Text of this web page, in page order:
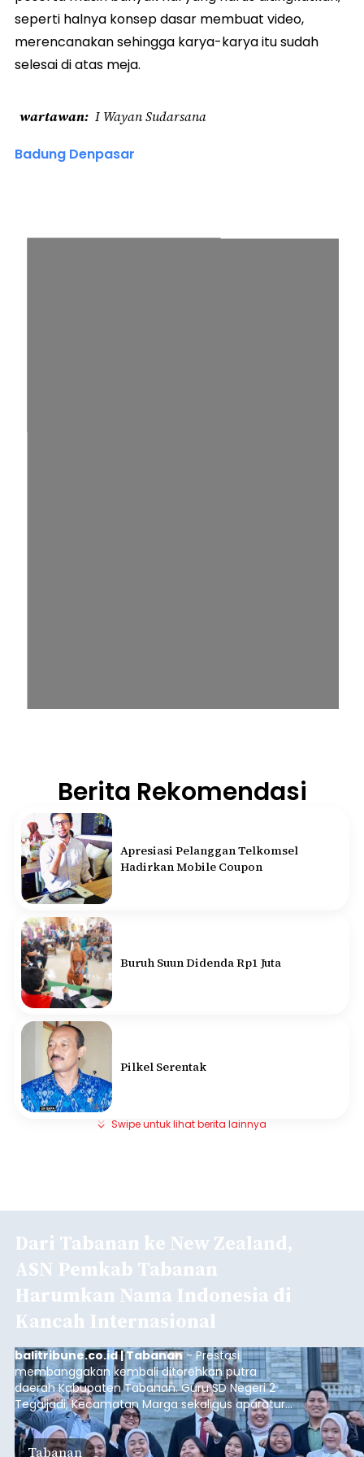
seperti halnya konsep dasar membuat video,
merencanakan sehingga karya-karya itu sudah
selesai di atas meja.
wartawan I Wayan Sudarsana
Badung Denpasar
Berita Rekomendasi
Apresiasi Pelanggan Telkomsel
Hadirkan Mobile Coupon
Buruh Suun Didenda Rp1 Juta
Pilkel Serentak
Swipe untuk lihat berita lainnya
Dari Tabanan ke New Zealand,
ASN Pemkab Tabanan
Harumkan Nama Indonesia di
Kancah Internasional
balitribune.co.id | Tabanan- Prestasi
membanggakan kembali ditorehkan putra
daerah Kabupaten Tabanan. Guru SD Negeri 2
Tegaljadi, Kecamatan Marga sekaligus aparatur
sipil negara (ASN) Pemerintah Kabupaten
Tabanan, I Ketut Darjika Astu (31), berhasil lolos
dalam program beasiswa bergengsi New Zealand
Tabanan